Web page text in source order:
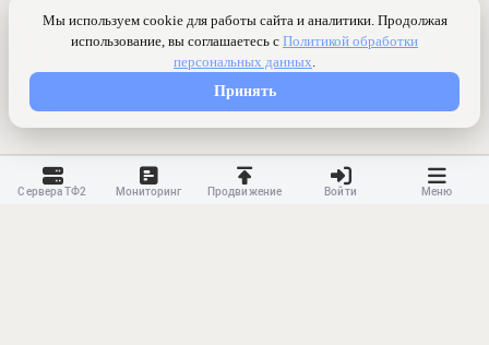
Сервера ТФ2 Мониторинг Продвижение Войти Меню